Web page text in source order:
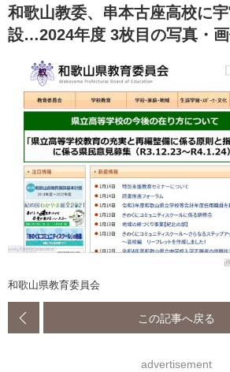
和歌山教委、串本古座高校に
設…2024年度 3枚目の写真・
和歌山県教育委員会
この記事へ戻る
advertisement